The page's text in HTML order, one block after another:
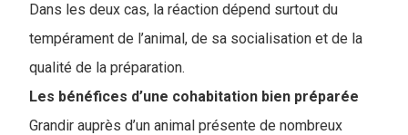
Dans les deux cas, la réaction dépend surtout du
tempérament de l’animal, de sa socialisation et de la
qualité de la préparation.
Les bénéfices d’une cohabitation bien préparée
Grandir auprès d’un animal présente de nombreux